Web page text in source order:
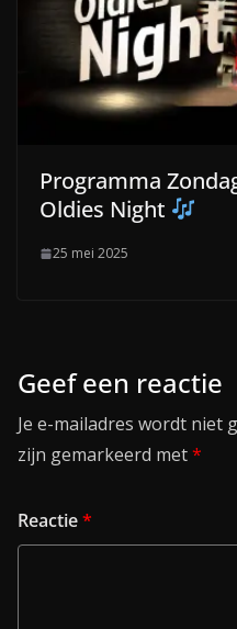
Programma
Oldies Night
25 mei 2025
Geef een reactie
Je e-mailadres wordt niet
zijn gemarkeerd met*
Reactie*